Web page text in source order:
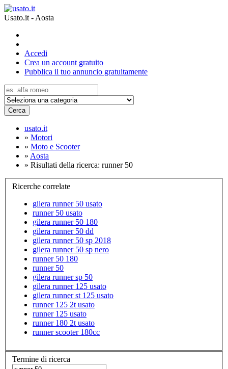
Usato.it - Aosta
Accedi
Crea un account gratuito
Pubblica il tuo annuncio gratuitamente
Cerca
usato.it
» Motori
» Moto e Scooter
» Aosta
» Risultati della ricerca: runner 50
Ricerche correlate
gilera runner 50 usato
runner 50 usato
gilera runner 50 180
gilera runner 50 dd
gilera runner 50 sp 2018
gilera runner 50 sp nero
runner 50 180
runner 50
gilera runner sp 50
gilera runner 125 usato
gilera runner st 125 usato
runner 125 2t usato
runner 125 usato
runner 180 2t usato
runner scooter 180cc
Termine di ricerca